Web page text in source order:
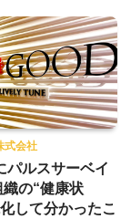
式会社
パルスサーベイ
織の“健康状
して分かったこ